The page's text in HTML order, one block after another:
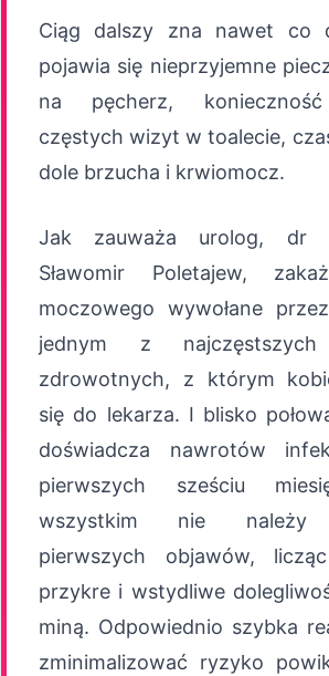
Ciąg dalszy zna nawet co
pojawia się nieprzyjemne
na pęcherz, konieczność
częstych wizyt w toalecie,
dole brzucha i krwiomocz.
Jak zauważa urolog, dr
Sławomir Poletajew,
moczowego wywołane
jednym z najczęstszych
zdrowotnych, z którym
się do lekarza. I blisko
doświadcza nawrotów
pierwszych sześciu
wszystkim nie należy
pierwszych objawów,
przykre i wstydliwe
miną. Odpowiednio szybka
zminimalizować ryzyko